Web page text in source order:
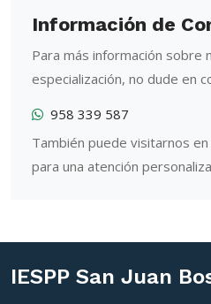
Información de
Para más información sobre
especialización, no dude en
958 339 587
También puede visitarnos
para una atención
IESPP San Juan